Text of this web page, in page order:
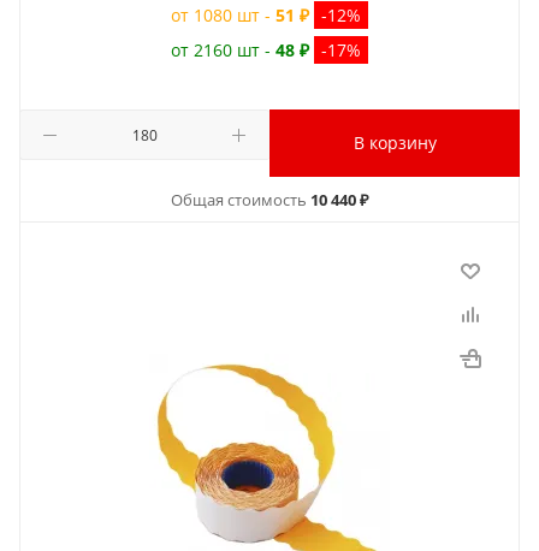
от 1080 шт - 51 ₽ -12%
от 2160 шт - 48 ₽ -17%
В корзину
Общая стоимость 10 440 ₽